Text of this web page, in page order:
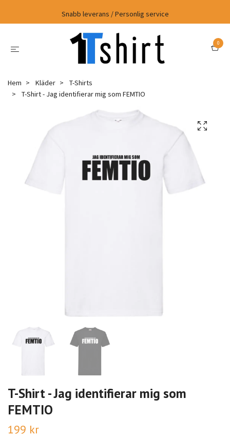
Snabb leverans / Personlig service
0
Hem Kläder
T-Shirts
T-Shirt - Jag identifierar mig som FEMTIO
T-Shirt - Jag identifierar mig som
FEMTIO
199 kr